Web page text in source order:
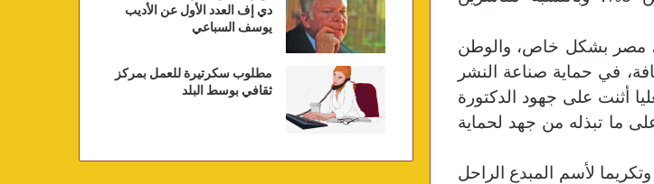
مصر بشكل خاص، والوطن
في حماية صناعة النشر
أثنت على جهود الدكتورة
ما تبذله من جهد لحماية
الدورة الـ ٥٤، كضيف شرف، وتكريما لأسم المبدع الراحل
دي إف العدد الأول عن الأديب
يوسف السباعي
مطلوب سكرتيرة للعمل بمركز
ثقافي بوسط البلد